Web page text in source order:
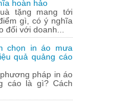
hoàn hảo
tặng mang tới
gì, có ý nghĩa
đối với doanh...
chọn in áo mưa
quả quảng cáo
pháp in áo
cáo là gì? Cách